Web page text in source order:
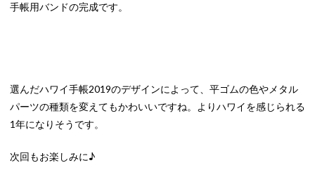
手帳用バンドの完成です。
選んだハワイ手帳2019のデザインによって、平ゴムの色やメタル
パーツの種類を変えてもかわいいですね。よりハワイを感じられる
1年になりそうです。
次回もお楽しみに♪